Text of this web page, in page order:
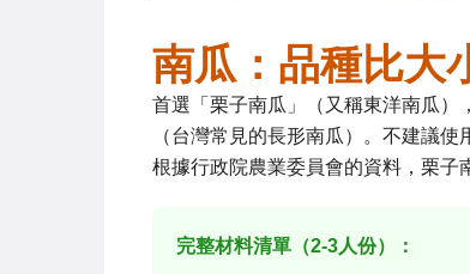
南瓜：品種比大
首選「栗子南瓜」（又稱東洋南瓜）
（台灣常見的長形南瓜）。不建議
根據行政院農業委員會的資料，栗子
完整材料清單（2-3人份）：